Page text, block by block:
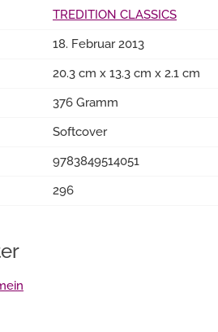
TREDITION CLASSICS
18. Februar 2013
20.3 cm x 13.3 cm x 2.1 cm
376 Gramm
Softcover
9783849514051
296